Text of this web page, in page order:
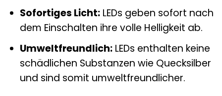
Sofortiges Licht:LEDs geben sofort nach
dem Einschalten ihre volle Helligkeit ab.
Umweltfreundlich:LEDs enthalten keine
schädlichen Substanzen wie Quecksilber
und sind somit umweltfreundlicher.